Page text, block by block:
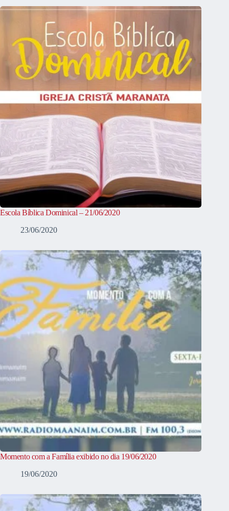
Escola Bíblica Dominical – 21/06/2020
23/06/2020
Momento com a Família exibido no dia 19/06/2020
19/06/2020